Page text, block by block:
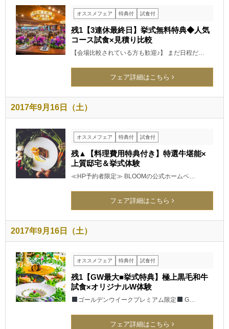
オススメフェア 特典付 試食付
残1【3連休最終日】挙式無料特典◆人気
コース試食×見積り比較
【会場比較されている方も歓迎♪】 まだ日程だ…
フェア詳細はこちら
2017年9月16日（土）
オススメフェア 特典付 試食付
残▲【料理費用特典付き】特選牛堪能×
上質邸宅＆挙式体験
≪HP予約者限定≫ BLOOMの公式ホームペ…
フェア詳細はこちら
2017年9月16日（土）
オススメフェア 特典付 試食付
残1【GW最大■挙式特典】極上黒毛和牛
試食×オリジナルW体験
ゴールデンウイークプレミアム限定 G…
フェア詳細はこちら